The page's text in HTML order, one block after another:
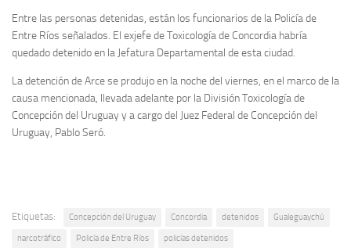
Entre las personas detenidas, están los funcionarios de la Policía de
Entre Ríos señalados. El exjefe de Toxicología de Concordia habría
quedado detenido en la Jefatura Departamental de esta ciudad.
La detención de Arce se produjo en la noche del viernes, en el marco de la
causa mencionada, llevada adelante por la División Toxicología de
Concepción del Uruguay y a cargo del Juez Federal de Concepción del
Uruguay, Pablo Seró.
Etiquetas: Concepción del Uruguay Concordia detenidos Gualeguaychú
narcotráfico Policía de Entre Ríos policías detenidos